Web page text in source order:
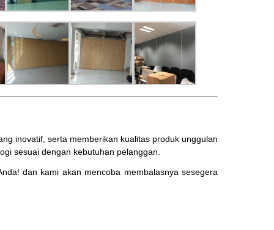
inovatif, serta memberikan kualitas produk unggulan
sesuai dengan kebutuhan pelanggan.
dan kami akan mencoba membalasnya sesegera